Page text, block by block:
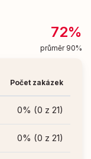
72%
průměr 90%
Počet zakázek
0% (0 z 21)
0% (0 z 21)